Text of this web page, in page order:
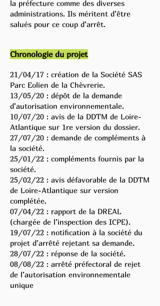
la préfecture comme des diverses
administrations. Ils méritent d’être
salués pour ce coup d’arrêt.
Chronologie du projet
21/04/17 : création de la Société SAS
Parc Eolien de la Chèvrerie.
13/05/20 : dépôt de la demande
d’autorisation environnementale.
10/07/20 : avis de la DDTM de Loire-
Atlantique sur 1re version du dossier.
27/07/20 : demande de compléments à
la société.
25/01/22 : compléments fournis par la
société.
25/02/22 : avis défavorable de la DDTM
de Loire-Atlantique sur version
complétée.
07/04/22 : rapport de la DREAL
(chargée de l’inspection des ICPE).
19/07/22 : notification à la société du
projet d’arrêté rejetant sa demande.
28/07/22 : réponse de la société.
08/08/22 : arrêté préfectoral de rejet
de l’autorisation environnementale
unique